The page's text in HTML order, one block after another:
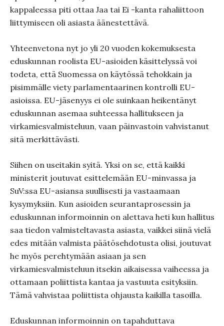
kappaleessa piti ottaa Jaa tai Ei -kanta rahaliittoon
liittymiseen oli asiasta äänestettävä.
Yhteenvetona nyt jo yli 20 vuoden kokemuksesta
eduskunnan roolista EU-asioiden käsittelyssä voi
todeta, että Suomessa on käytössä tehokkain ja
pisimmälle viety parlamentaarinen kontrolli EU-
asioissa. EU-jäsenyys ei ole suinkaan heikentänyt
eduskunnan asemaa suhteessa hallitukseen ja
virkamiesvalmisteluun, vaan päinvastoin vahvistanut
sitä merkittävästi.
Siihen on useitakin syitä. Yksi on se, että kaikki
ministerit joutuvat esittelemään EU-minvassa ja
SuV:ssa EU-asiansa suullisesti ja vastaamaan
kysymyksiin. Kun asioiden seurantaprosessin ja
eduskunnan informoinnin on alettava heti kun hallitus
saa tiedon valmisteltavasta asiasta, vaikkei siinä vielä
edes mitään valmista päätösehdotusta olisi, joutuvat
he myös perehtymään asiaan ja sen
virkamiesvalmisteluun itsekin aikaisessa vaiheessa ja
ottamaan poliittista kantaa ja vastuuta esityksiin.
Tämä vahvistaa poliittista ohjausta kaikilla tasoilla.
Eduskunnan informoinnin on tapahduttava